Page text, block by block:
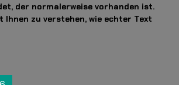
der normalerweise vorhanden ist.
zu verstehen, wie echter Text